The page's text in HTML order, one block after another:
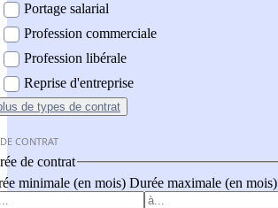
Portage salarial
Profession commerciale
Profession libérale
Reprise d'entreprise
de types de contrat
CONTRAT
de contrat
minimale (en mois) Durée maximale (en mois)